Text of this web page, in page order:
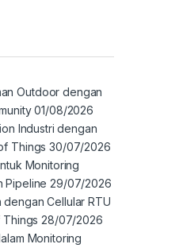
Outdoor dengan
01/08/2026
Industri dengan
Things 30/07/2026
Monitoring
Pipeline 29/07/2026
Cellular RTU
Things 28/07/2026
Monitoring